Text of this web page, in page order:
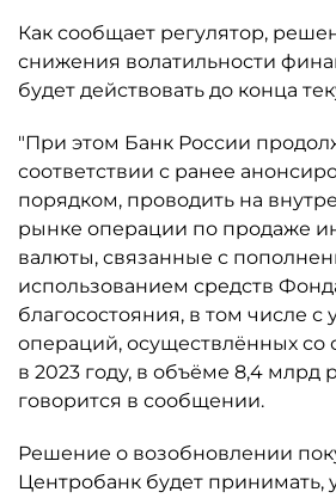
Как сообщает регулятор,
снижения волатильности
будет действовать до конца
"При этом Банк России
соответствии с ранее
порядком, проводить на
рынке операции по продаже
валюты, связанные с
использованием средств
благосостояния, в том числе с
операций, осуществлённых со
в 2023 году, в объёме 8,4 млрд
говорится в сообщении.
Решение о возобновлении
Центробанк будет принимать,